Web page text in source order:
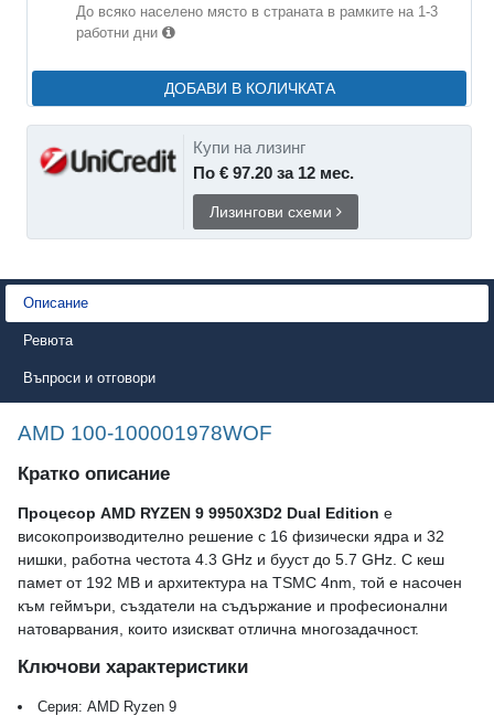
До всяко населено място в страната в рамките на 1-3
работни дни
ДОБАВИ В КОЛИЧКАТА
Купи на лизинг
По € 97.20 за 12 мес.
Лизингови схеми
Описание
Ревюта
Въпроси и отговори
AMD 100-100001978WOF
Кратко описание
Процесор AMD RYZEN 9 9950X3D2 Dual Edition е
високопроизводително решение с 16 физически ядра и 32
нишки, работна честота 4.3 GHz и бууст до 5.7 GHz. С кеш
памет от 192 MB и архитектура на TSMC 4nm, той е насочен
към геймъри, създатели на съдържание и професионални
натоварвания, които изискват отлична многозадачност.
Ключови характеристики
Серия: AMD Ryzen 9